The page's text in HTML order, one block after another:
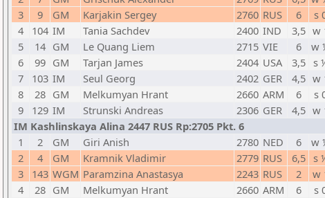
3
9 GM Karjakin Sergey 2760 RUS 6
s
4
104 IM Tania Sachdev 2400 IND 3,5 w
5
14 GM Le Quang Liem 2715 VIE 6
w
6
99 GM Tarjan James 2404 USA 3,5 s
7
103 IM Seul Georg 2402 GER 4,5 w
8
28 GM Melkumyan Hrant 2660 ARM 6
s
9
129 IM Strunski Andreas 2306 GER 4,5 w
IM Kashlinskaya Alina 2447 RUS Rp:2705 Pkt. 6
1
2 GM Giri Anish 2780 NED 6
w
2
4 GM Kramnik Vladimir 2779 RUS 6,5 s
3
143 WGM Paramzina Anastasya 2243 RUS 2
w
4
28 GM Melkumyan Hrant 2660 ARM 6
s